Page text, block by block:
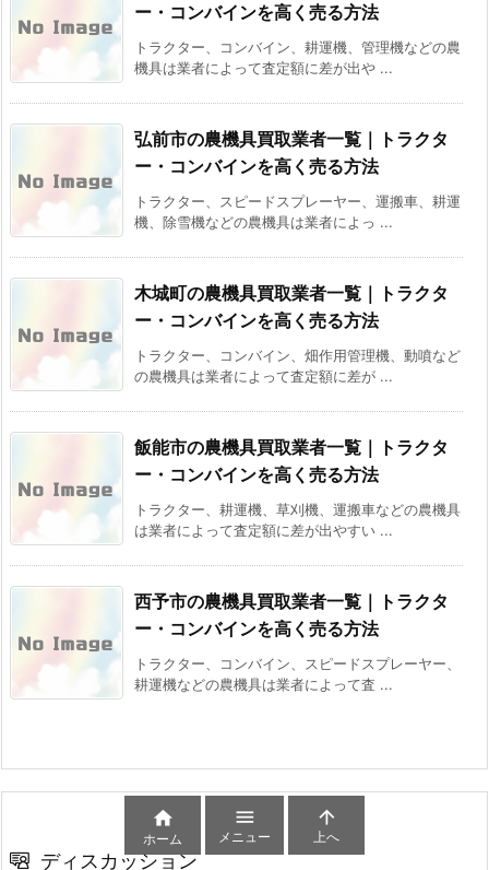
ー・コンバインを高く売る方法
トラクター、コンバイン、耕運機、管理機などの農
機具は業者によって査定額に差が出や ...
弘前市の農機具買取業者一覧｜トラクタ
ー・コンバインを高く売る方法
トラクター、スピードスプレーヤー、運搬車、耕運
機、除雪機などの農機具は業者によっ ...
木城町の農機具買取業者一覧｜トラクタ
ー・コンバインを高く売る方法
トラクター、コンバイン、畑作用管理機、動噴など
の農機具は業者によって査定額に差が ...
飯能市の農機具買取業者一覧｜トラクタ
ー・コンバインを高く売る方法
トラクター、耕運機、草刈機、運搬車などの農機具
は業者によって査定額に差が出やすい ...
西予市の農機具買取業者一覧｜トラクタ
ー・コンバインを高く売る方法
トラクター、コンバイン、スピードスプレーヤー、
耕運機などの農機具は業者によって査 ...
ディスカッション

ホーム

メニュー

上へ